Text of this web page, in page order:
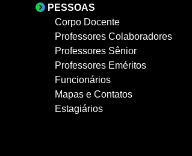
PESSOAS
Corpo Docente
Professores Colaboradores
Professores Sênior
Professores Eméritos
Funcionários
Mapas e Contatos
Estagiários